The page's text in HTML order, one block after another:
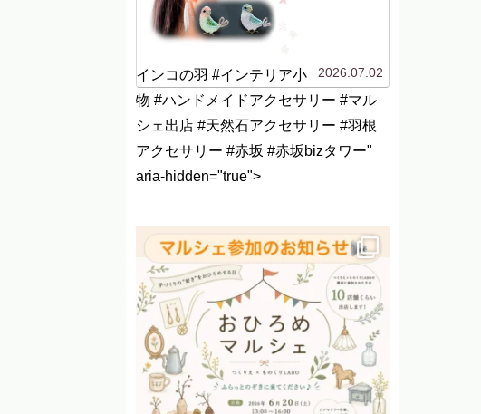
2026.07.02
インコの羽 #インテリア小
物 #ハンドメイドアクセサリー #マル
シェ出店 #天然石アクセサリー #羽根
アクセサリー #赤坂 #赤坂bizタワー"
aria-hidden="true">